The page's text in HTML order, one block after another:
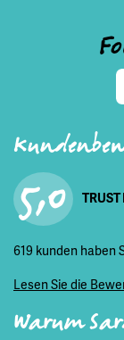
5,0 TRUST
619 kunden haben
Lesen Sie die
Warum